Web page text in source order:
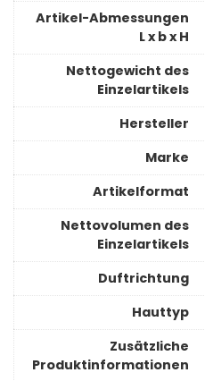
Artikel-Abmessungen
L x b x H
Nettogewicht des
Einzelartikels
Hersteller
Marke
Artikelformat
Nettovolumen des
Einzelartikels
Duftrichtung
Hauttyp
Zusätzliche
Produktinformationen